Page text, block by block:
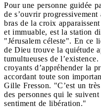
Pour une personne guidée
de s’ouvrir
bras de la croix
et immuable, est la station
"Jérusalem céleste". En ce
de Dieu trouve la quiétude
tumultueuses de
croyants d’appréhender la
accordant toute son
Gille Fresson. "C’est un
des personnes qui le
sentiment de libération."